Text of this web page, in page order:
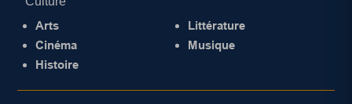
Arts
Cinéma
Histoire
Littérature
Musique